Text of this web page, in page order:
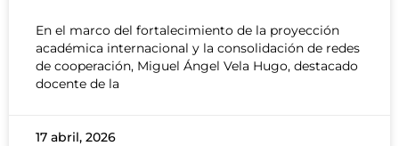
En el marco del fortalecimiento de la proyección
académica internacional y la consolidación de redes
de cooperación, Miguel Ángel Vela Hugo, destacado
docente de la
17 abril, 2026